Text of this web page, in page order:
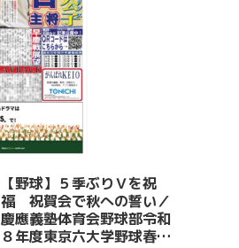
【野球】５季ぶりＶを祝
福 祝賀会で秋への誓い／
慶應義塾体育会野球部令和
８年度東京六大学野球春季